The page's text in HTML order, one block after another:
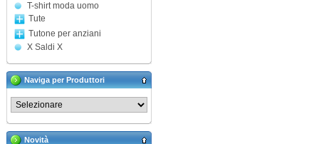
T-shirt moda uomo
Tute
Tutone per anziani
X Saldi X
Naviga per Produttori
Novità